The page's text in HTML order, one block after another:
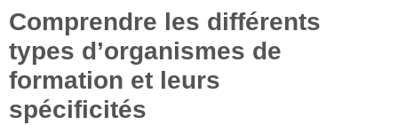
Comprendre les différents
types d’organismes de
formation et leurs
spécificités